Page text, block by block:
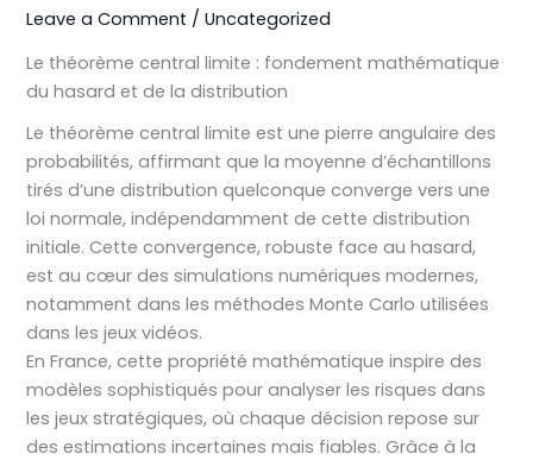
Leave a Comment /Uncategorized
Le théorème central limite : fondement mathématique
du hasard et de la distribution
Le théorème central limite est une pierre angulaire des
probabilités, affirmant que la moyenne d’échantillons
tirés d’une distribution quelconque converge vers une
loi normale, indépendamment de cette distribution
initiale. Cette convergence, robuste face au hasard,
est au cœur des simulations numériques modernes,
notamment dans les méthodes Monte Carlo utilisées
dans les jeux vidéos.
En France, cette propriété mathématique inspire des
modèles sophistiqués pour analyser les risques dans
les jeux stratégiques, où chaque décision repose sur
des estimations incertaines mais fiables. Grâce à la